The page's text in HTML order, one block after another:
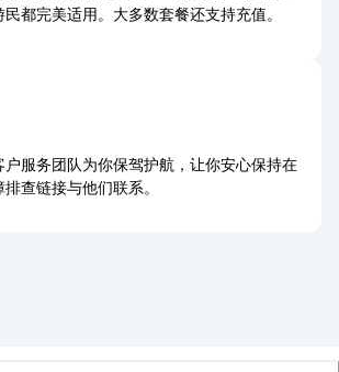
都完美适用。大多数套餐还支持充值。
户服务团队为你保驾护航，让你安心保持在
查链接与他们联系。